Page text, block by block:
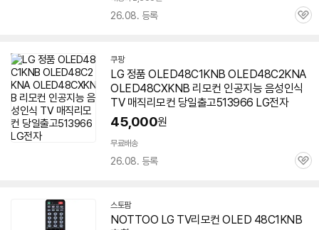
26.08. 등록
관
쿠팡
LG 정품 OLED48C1KNB OLED48C2KNA
OLED48CXKNB 리모컨 인공지능 음성인식
TV 매직리모컨 당일출고513966 LG전자
45,000원
무료배송
26.08. 등록
관
스토팜네
NOTTOO LG TV리모컨 OLED 48C1KNB